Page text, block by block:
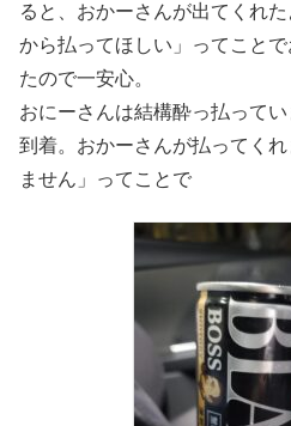
ると、おかーさんが出てくれ
から払ってほしい」ってこと
たので一安心。
おにーさんは結構酔っ払って
到着。おかーさんが払ってく
ません」ってことで